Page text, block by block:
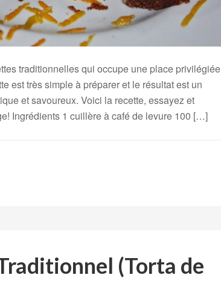
traditionnelles qui occupe une place privilégiée
est très simple à préparer et le résultat est un
et savoureux. Voici la recette, essayez et
Ingrédients 1 cuillère à café de levure 100 […]
(Torta de